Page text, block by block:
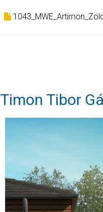
Timon Tibor